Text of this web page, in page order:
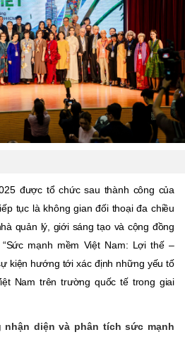
được tổ chức sau thành công của
tục là không gian đối thoại đa chiều
quản lý, giới sáng tạo và cộng đồng
mạnh mềm Việt Nam: Lợi thế –
kiện hướng tới xác định những yếu tố
Nam trên trường quốc tế trong giai
nhận diện và phân tích sức mạnh